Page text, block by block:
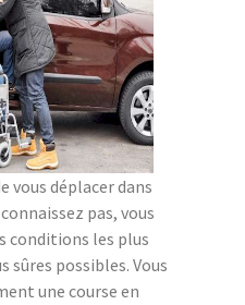
vous déplacer dans
pas, vous
conditions les plus
possibles. Vous
une course en